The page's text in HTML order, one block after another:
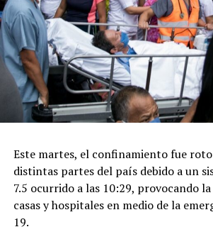
Este martes, el confinamiento fue
distintas partes del país debido a un
7.5 ocurrido a las 10:29, provocando
casas y hospitales en medio de la
19.